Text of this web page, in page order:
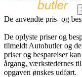
De anvendte pris- og
De oplyste priser og
tilmeldt Autobutler og
priser og besparelser
årgang, værkstedernes
opgaven ønskes udført.